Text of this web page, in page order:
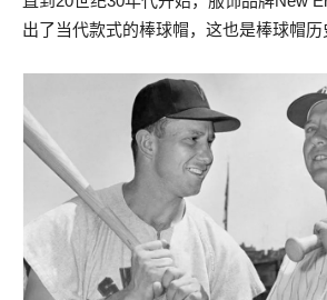
出了当代款式的棒球帽，这也是棒球帽历